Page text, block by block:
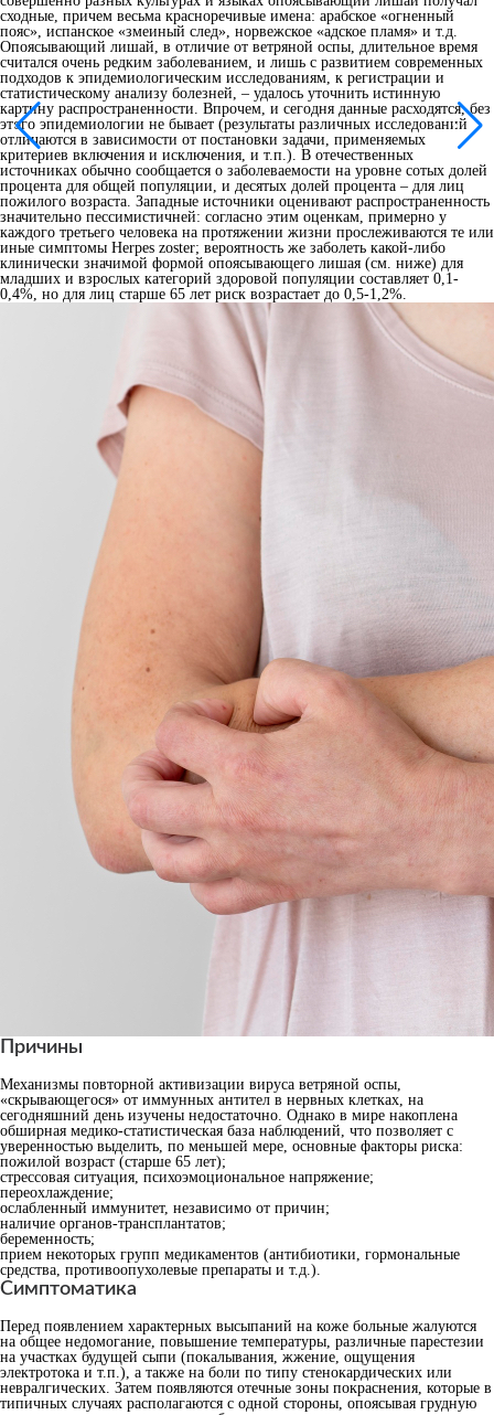
сходные, причем весьма красноречивые имена: арабское «огненный
пояс», испанское «змеиный след», норвежское «адское пламя» и т.д.
Опоясывающий лишай, в отличие от ветряной оспы, длительное время
считался очень редким заболеванием, и лишь с развитием современных
подходов к эпидемиологическим исследованиям, к регистрации и
статистическому анализу болезней, – удалось уточнить истинную
картину распространенности. Впрочем, и сегодня данные расходятся, без
этого эпидемиологии не бывает (результаты различных исследований
отличаются в зависимости от постановки задачи, применяемых
критериев включения и исключения, и т.п.). В отечественных
источниках обычно сообщается о заболеваемости на уровне сотых долей
процента для общей популяции, и десятых долей процента – для лиц
пожилого возраста. Западные источники оценивают распространенность
значительно пессимистичней: согласно этим оценкам, примерно у
каждого третьего человека на протяжении жизни прослеживаются те или
иные симптомы Herpes zoster; вероятность же заболеть какой-либо
клинически значимой формой опоясывающего лишая (см. ниже) для
младших и взрослых категорий здоровой популяции составляет 0,1-
0,4%, но для лиц старше 65 лет риск возрастает до 0,5-1,2%.
Причины
Механизмы повторной активизации вируса ветряной оспы,
«скрывающегося» от иммунных антител в нервных клетках, на
сегодняшний день изучены недостаточно. Однако в мире накоплена
обширная медико-статистическая база наблюдений, что позволяет с
уверенностью выделить, по меньшей мере, основные факторы риска:
пожилой возраст (старше 65 лет);
стрессовая ситуация, психоэмоциональное напряжение;
переохлаждение;
ослабленный иммунитет, независимо от причин;
наличие органов-трансплантатов;
беременность;
прием некоторых групп медикаментов (антибиотики, гормональные
средства, противоопухолевые препараты и т.д.).
Симптоматика
Перед появлением характерных высыпаний на коже больные жалуются
на общее недомогание, повышение температуры, различные парестезии
на участках будущей сыпи (покалывания, жжение, ощущения
электротока и т.п.), а также на боли по типу стенокардических или
невралгических. Затем появляются отечные зоны покраснения, которые в
типичных случаях располагаются с одной стороны, опоясывая грудную